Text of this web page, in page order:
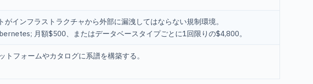
がインフラストラクチャから外部に漏洩してはならない規制環境。
月額$500、またはデータベースタイプごとに1回限りの$4,800。
トフォームやカタログに系譜を構築する。